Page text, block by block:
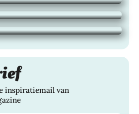
te genieten
WONEN,
inspiratiemail van